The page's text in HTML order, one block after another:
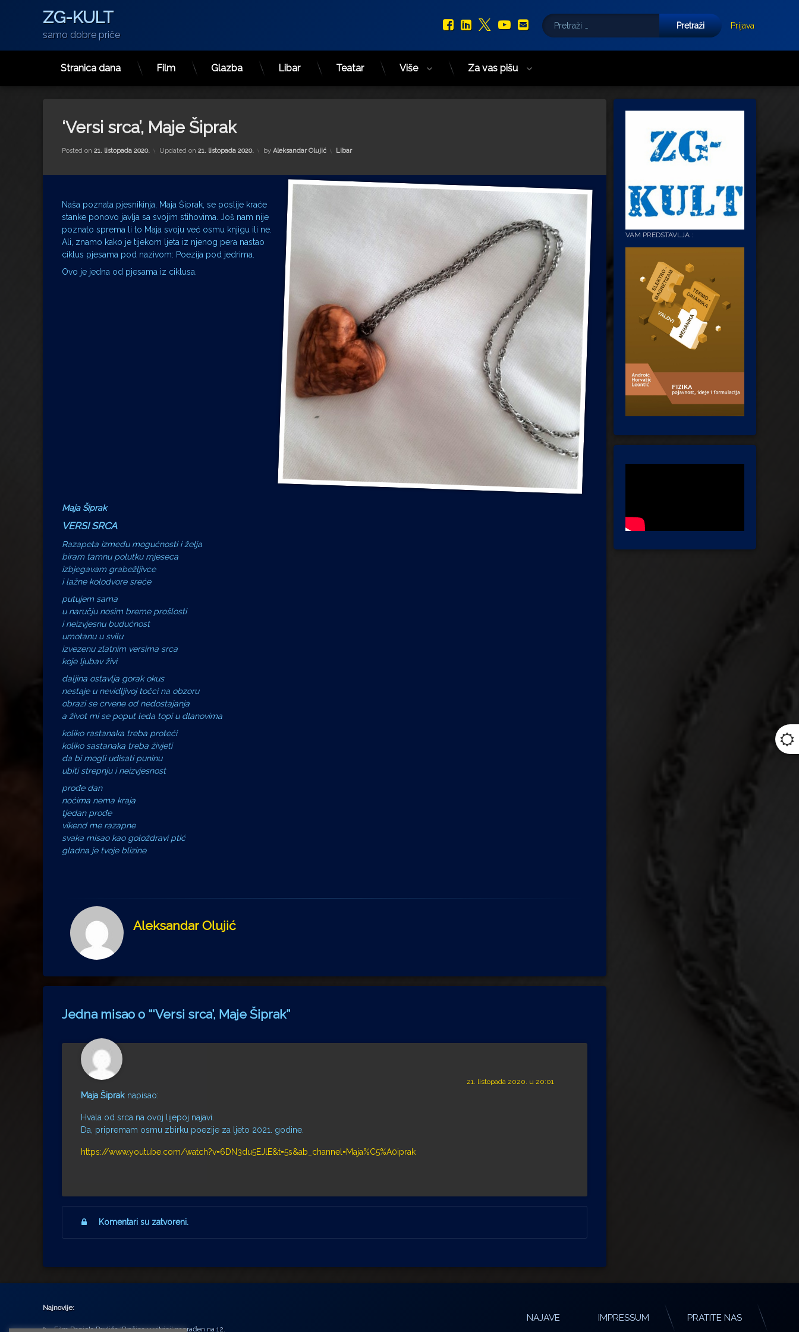
ZG-KULT
samo dobre priče
Facebook
LinkedIn
X.com
YouTube
E-mail
Pretraži:
Prijava
Stranica dana Film Glazba Libar Teatar Više Za vas pišu
‘Versi srca’, Maje Šiprak
Posted on 21. listopada 2020. Updated on 21. listopada 2020. by Aleksandar Olujić Kategorije:
Libar
Naša poznata pjesnikinja, Maja Šiprak, se poslije kraće
stanke ponovo javlja sa svojim stihovima. Još nam nije
poznato sprema li to Maja svoju već osmu knjigu ili ne.
Ali, znamo kako je tijekom ljeta iz njenog pera nastao
ciklus pjesama pod nazivom: Poezija pod jedrima.
Ovo je jedna od pjesama iz ciklusa.
Maja Šiprak
VERSI SRCA
Razapeta između mogućnosti i želja
biram tamnu polutku mjeseca
izbjegavam grabežljivce
i lažne kolodvore sreće
putujem sama
u naručju nosim breme prošlosti
i neizvjesnu budućnost
umotanu u svilu
izvezenu zlatnim versima srca
koje ljubav živi
daljina ostavlja gorak okus
nestaje u nevidljivoj točci na obzoru
obrazi se crvene od nedostajanja
a život mi se poput leda topi u dlanovima
koliko rastanaka treba proteći
koliko sastanaka treba živjeti
da bi mogli udisati puninu
ubiti strepnju i neizvjesnost
prođe dan
noćima nema kraja
tjedan prođe
vikend me razapne
svaka misao kao goloždravi ptić
gladna je tvoje blizine
Aleksandar Olujić
Jedna misao o “‘Versi srca’, Maje Šiprak”
Maja Šiprak napisao:
21. listopada 2020. u 20:01
Hvala od srca na ovoj lijepoj najavi.
Da, pripremam osmu zbirku poezije za ljeto 2021. godine.
https://www.youtube.com/watch?v=6DN3du5EJlE&t=5s&ab_channel=Maja%C5%A0iprak
Komentari su zatvoreni.
VAM PREDSTAVLJA :
Najnovije:
Film Daniela Pavlića ‘Prašina u vitrini’ nagrađen na 12.
NAJAVE IMPRESSUM PRATITE NAS